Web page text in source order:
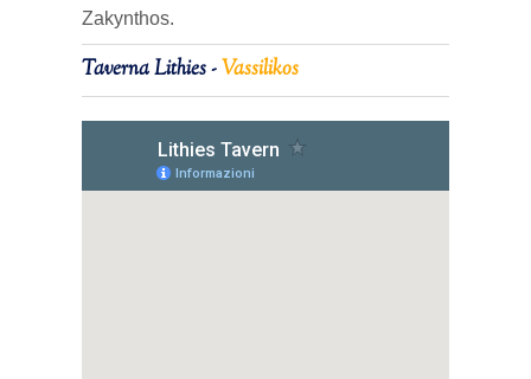
Zakynthos.
Taverna Lithies -Vassilikos